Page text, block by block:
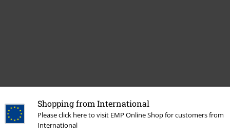
Shopping from International
Please click here to visit EMP Online Shop for customers from
International
More categories. More options.
Band Merch Genre Death Metal